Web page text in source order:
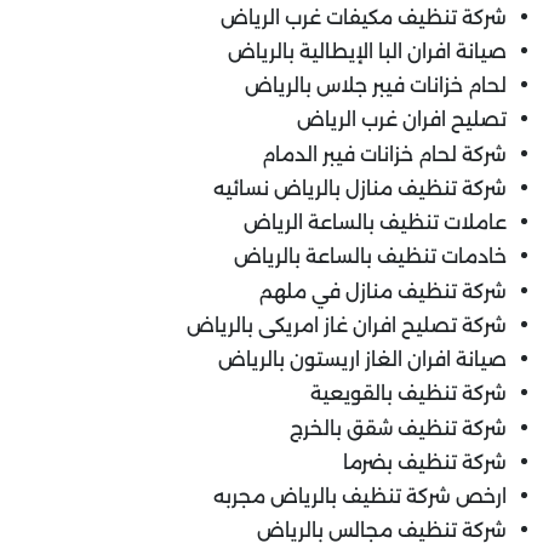
شركة تنظيف مكيفات غرب الرياض
صيانة افران البا الإيطالية بالرياض
لحام خزانات فيبر جلاس بالرياض
تصليح افران غرب الرياض
شركة لحام خزانات فيبر الدمام
شركة تنظيف منازل بالرياض نسائيه
عاملات تنظيف بالساعة الرياض
خادمات تنظيف بالساعة بالرياض
شركة تنظيف منازل في ملهم
شركة تصليح افران غاز امريكى بالرياض
صيانة افران الغاز اريستون بالرياض
شركة تنظيف بالقويعية
شركة تنظيف شقق بالخرج
شركة تنظيف بضرما
ارخص شركة تنظيف بالرياض مجربه
شركة تنظيف مجالس بالرياض